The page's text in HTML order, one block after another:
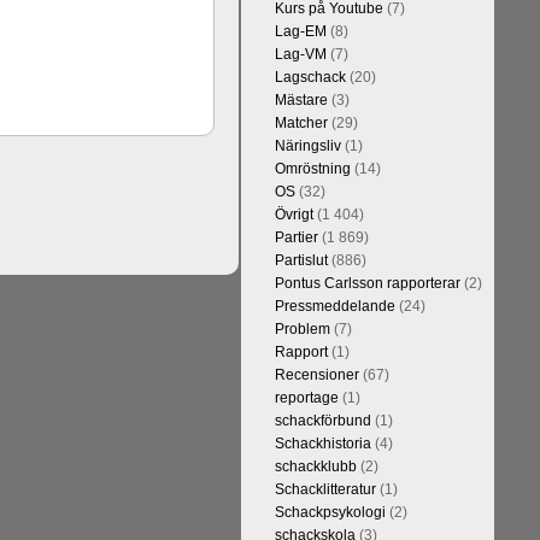
1500-
Kurs på Youtube (7)
Lag-EM (8)
Lag-VM (7)
Lagschack(20)
Mästare (3)
Matcher(29)
Näringsliv(1)
Omröstning (14)
OS(32)
Övrigt(1 404)
Partier(1 869)
Partislut(886)
Pontus Carlsson rapporterar(2)
Pressmeddelande (24)
Problem(7)
Rapport(1)
Recensioner(67)
reportage (1)
schackförbund (1)
Schackhistoria(4)
schackklubb(2)
Schacklitteratur(1)
Schackpsykologi (2)
schackskola(3)